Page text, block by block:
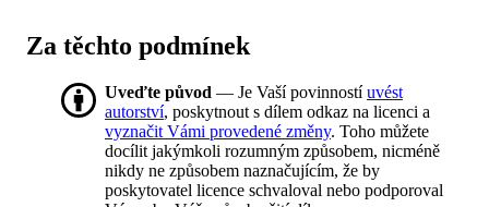
Za těchto podmínek
Uveďte původ — Je Vaší povinnostíuvést
autorství, poskytnout s dílem odkaz na licenci a
vyznačit Vámi provedené změny. Toho můžete
docílit jakýmkoli rozumným způsobem, nicméně
nikdy ne způsobem naznačujícím, že by
poskytovatel licence schvaloval nebo podporoval